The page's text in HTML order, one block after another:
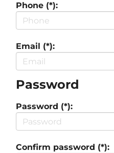
Phone (*):
Email (*):
Password
Password (*):
Confirm password (*):